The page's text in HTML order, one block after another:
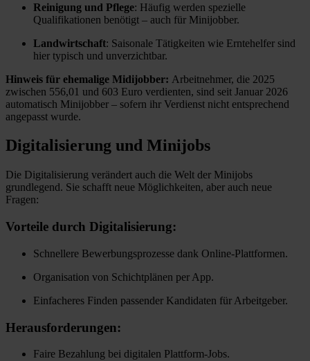
Reinigung und Pflege: Häufig werden spezielle
Qualifikationen benötigt – auch für Minijobber.
Landwirtschaft: Saisonale Tätigkeiten wie Erntehelfer sind
hier typisch und unverzichtbar.
Hinweis für ehemalige Midijobber: Arbeitnehmer, die 2025
zwischen 556,01 und 603 Euro verdienten, sind seit Januar 2026
automatisch Minijobber – sofern ihr Verdienst nicht entsprechend
angepasst wurde.
Digitalisierung und Minijobs
Die Digitalisierung verändert auch die Welt der Minijobs
grundlegend. Sie schafft neue Möglichkeiten, aber auch neue
Fragen:
Vorteile durch Digitalisierung:
Schnellere Bewerbungsprozesse dank Online-Plattformen.
Organisation von Schichtplänen per App.
Einfacheres Finden passender Kandidaten für Arbeitgeber.
Herausforderungen:
Faire Bezahlung bei digitalen Plattform-Jobs.